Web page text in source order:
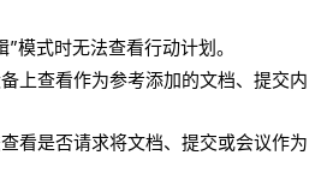
模式时无法查看行动计划。
上查看作为参考添加的文档、提交内
看是否请求将文档、提交或会议作为